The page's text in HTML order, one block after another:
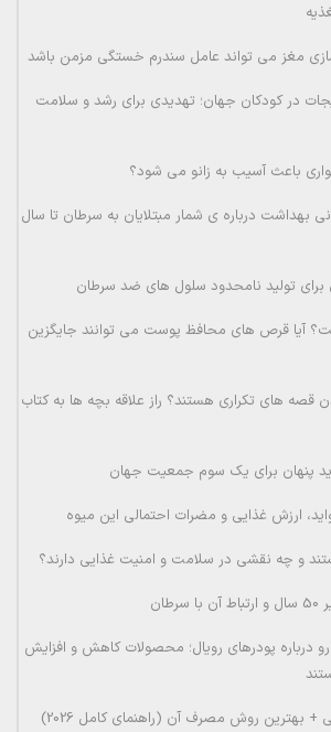
مغز می تواند عامل سندرم خستگی مزمن باشد
در کودکان جهان؛ تهدیدی برای رشد و سلامت
باعث آسیب به زانو می شود؟
بهداشت درباره ی شمار مبتلایان به سرطان تا سال
تولید نامحدود سلول های ضد سرطان
آیا قرص های محافظ پوست می توانند جایگزین
قصه های تکراری هستند؟ راز علاقه بچه ها به کتاب
پنهان برای یک سوم جمعیت جهان
ارزش غذایی و مضرات احتمالی این میوه
و چه نقشی در سلامت و امنیت غذایی دارند؟
درباره پودرهای رویال؛ محصولات کاهش و افزایش
بهترین روش مصرف آن (راهنمای کامل 2026)